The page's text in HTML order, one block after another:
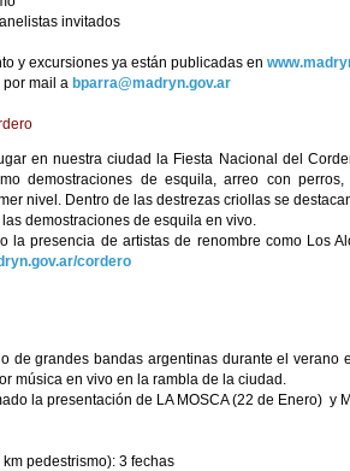
invitados
y excursiones ya están publicadas en
por mail a bparra@madryn.gov.ar
en nuestra ciudad la Fiesta Nacional del
demostraciones de esquila, arreo con
nivel. Dentro de las destrezas criollas se
demostraciones de esquila en vivo.
la presencia de artistas de renombre como Los
cordero
de grandes bandas argentinas durante el
música en vivo en la rambla de la ciudad.
la presentación de LA MOSCA (22 de Enero) y
pedestrismo): 3 fechas